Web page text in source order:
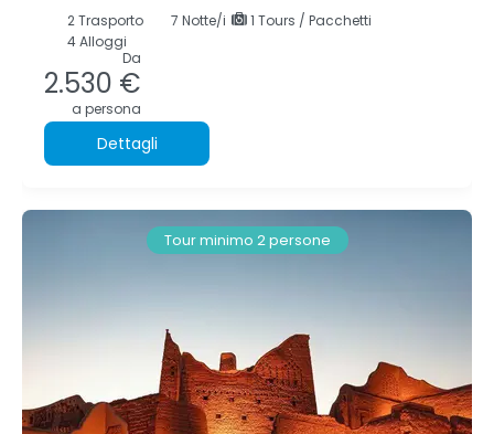
2Trasporto 7 Notte/i
1 Tours / Pacchetti
4 Alloggi
Da
2.530 €
a persona
Dettagli
Tour minimo 2 persone